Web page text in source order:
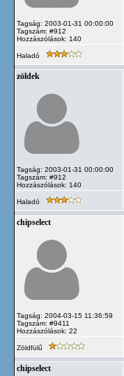
Tagság: 2003-01-31 00:00:00
Tagszám: #912
Hozzászólások: 140
Haladó
zöldek
Tagság: 2003-01-31 00:00:00
Tagszám: #912
Hozzászólások: 140
Haladó
chipselect
Tagság: 2004-03-15 11:36:59
Tagszám: #9411
Hozzászólások: 22
Zöldfülű
chipselect